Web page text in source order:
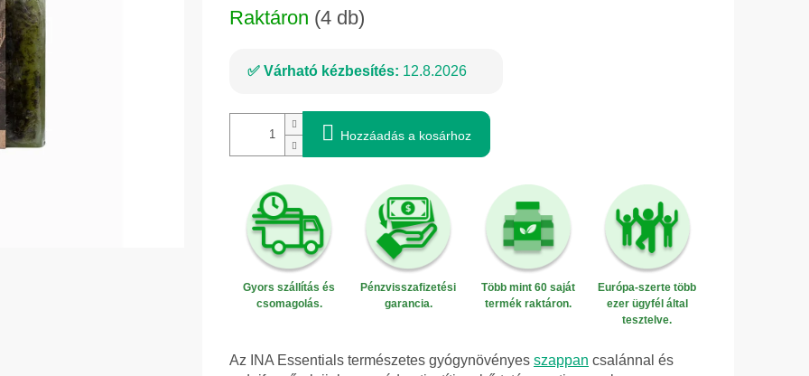
Raktáron (4 db)
Várható kézbesítés: 12.8.2026
Hozzáadás a kosárhoz
Gyors szállítás és
csomagolás.
Pénzvisszafizetési
garancia.
Több mint 60 saját
termék raktáron.
Európa-szerte több
ezer ügyfél által
tesztelve.
Az INA Essentials természetes gyógynövényes szappan csalánnal és